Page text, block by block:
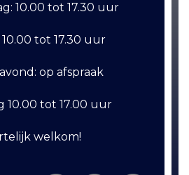
10.00 tot 17.30 uur
10.00 tot 17.30 uur
op afspraak
10.00 tot 17.00 uur
welkom!